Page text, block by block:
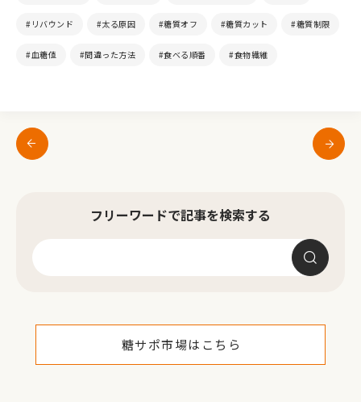
#リバウンド #太る原因 #糖質オフ #糖質カット #糖質制限
#血糖値 #間違った方法 #食べる順番 #食物繊維
フリーワードで記事を検索する
糖サポ市場はこちら